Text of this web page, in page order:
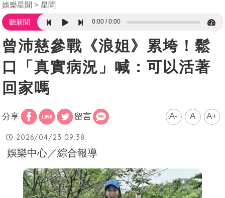
娛樂星聞 星聞
聽新聞 0:00 0:00
曾沛慈參戰《浪姐》累垮！鬆
口「真實病況」喊：可以活著
回家嗎
分享 留言 A- A A+
2026/04/23 09:38
娛樂中心／綜合報導